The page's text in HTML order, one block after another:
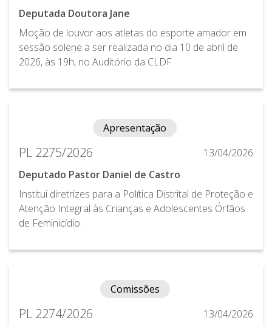
Deputada Doutora Jane
Moção de louvor aos atletas do esporte amador em
sessão solene a ser realizada no dia 10 de abril de
2026, às 19h, no Auditório da CLDF
Apresentação
PL 2275/2026
13/04/2026
Deputado Pastor Daniel de Castro
Institui diretrizes para a Política Distrital de Proteção e
Atenção Integral às Crianças e Adolescentes Órfãos
de Feminicídio.
Comissões
PL 2274/2026
13/04/2026